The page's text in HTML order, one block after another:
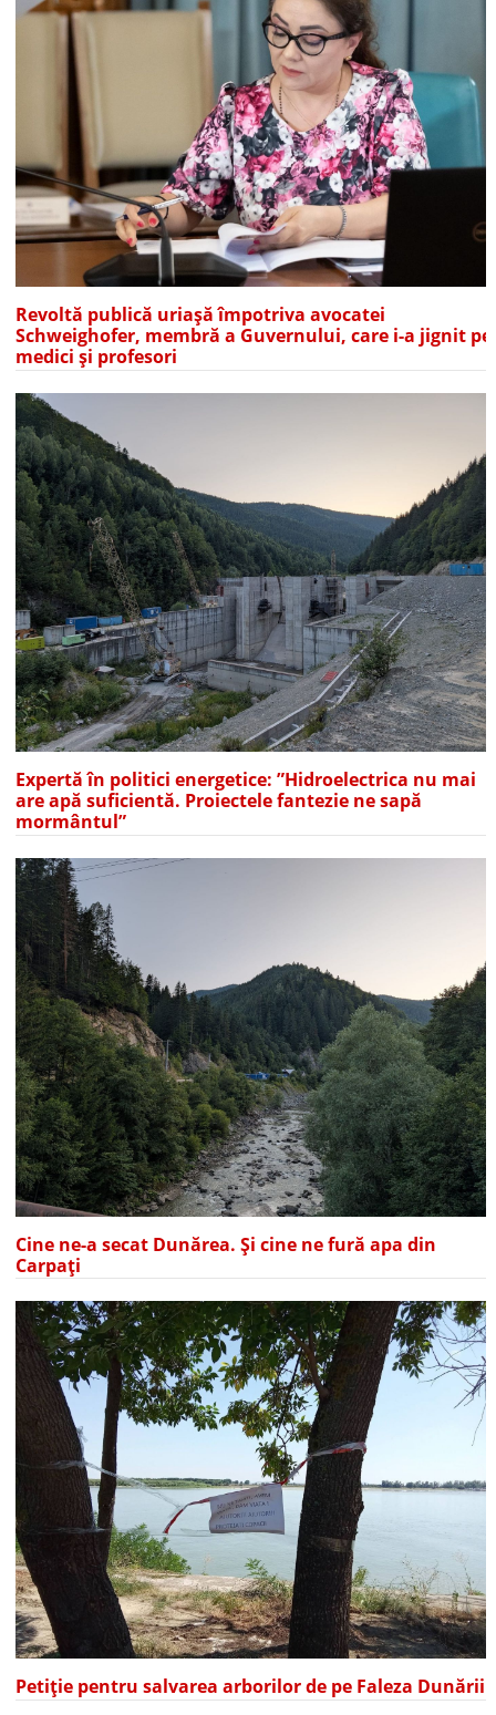
Revoltă publică uriașă împotriva avocatei
Schweighofer, membră a Guvernului, care i-a jignit pe
medici și profesori
Expertă în politici energetice: ”Hidroelectrica nu mai
are apă suficientă. Proiectele fantezie ne sapă
mormântul”
Cine ne-a secat Dunărea. Și cine ne fură apa din
Carpați
Petiție pentru salvarea arborilor de pe Faleza Dunării